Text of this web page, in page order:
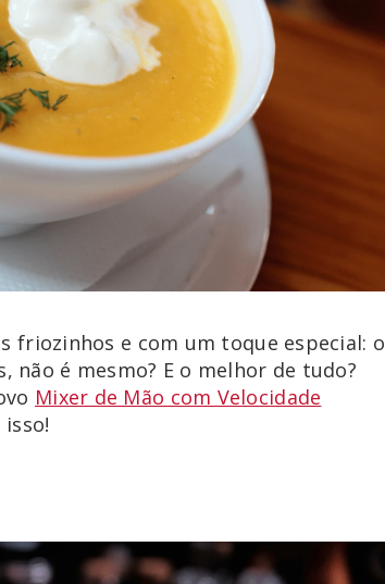
friozinhos e com um toque especial: o
não é mesmo? E o melhor de tudo?
Mixer de Mão com Velocidade